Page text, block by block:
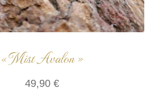
« Mist Avalon »
49,90 €